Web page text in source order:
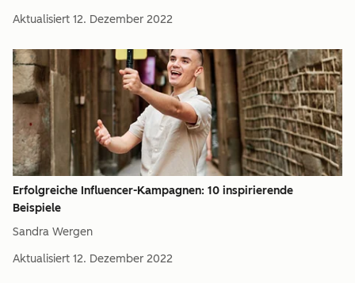
Aktualisiert 12. Dezember 2022
Erfolgreiche Influencer-Kampagnen: 10 inspirierende
Beispiele
Sandra Wergen
Aktualisiert 12. Dezember 2022